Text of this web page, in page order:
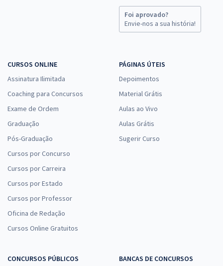
Foi aprovado?
Envie-nos a sua história!
CURSOS ONLINE
Assinatura Ilimitada
Coaching para Concursos
Exame de Ordem
Graduação
Pós-Graduação
Cursos por Concurso
Cursos por Carreira
Cursos por Estado
Cursos por Professor
Oficina de Redação
Cursos Online Gratuitos
PÁGINAS ÚTEIS
Depoimentos
Material Grátis
Aulas ao Vivo
Aulas Grátis
Sugerir Curso
CONCURSOS PÚBLICOS
BANCAS DE CONCURSOS